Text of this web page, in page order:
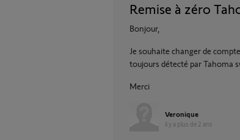
Remise à zéro
Bonjour,
Je souhaite changer de
toujours détecté par Tahoma
Merci
Veronique
il y a plus de 2 ans